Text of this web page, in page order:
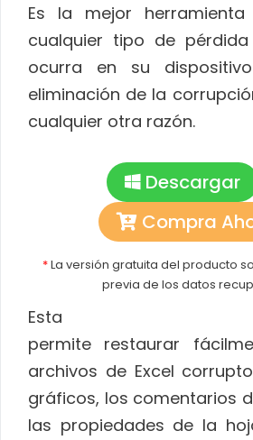
Es la mejor
cualquier tipo de
ocurra en su
eliminación de la
cualquier otra razón.
Descargar
Compra
*La versión gratuita del producto
previa de los datos
Esta
permite restaurar
archivos de Excel
gráficos, los comentarios
las propiedades de la